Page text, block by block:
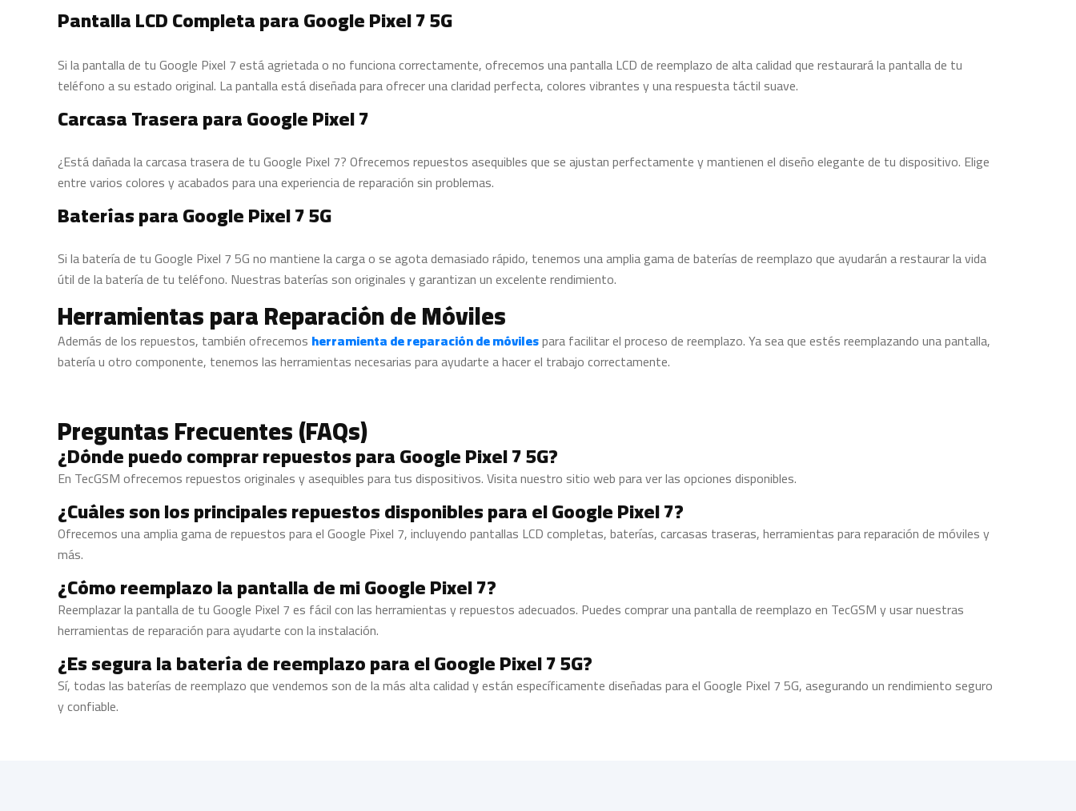
Pantalla LCD Completa para Google Pixel 7 5G
Si la pantalla de tu Google Pixel 7 está agrietada o no funciona correctamente, ofrecemos una pantalla LCD de reemplazo de alta calidad que restaurará la pantalla de tu
teléfono a su estado original. La pantalla está diseñada para ofrecer una claridad perfecta, colores vibrantes y una respuesta táctil suave.
Carcasa Trasera para Google Pixel 7
¿Está dañada la carcasa trasera de tu Google Pixel 7? Ofrecemos repuestos asequibles que se ajustan perfectamente y mantienen el diseño elegante de tu dispositivo. Elige
entre varios colores y acabados para una experiencia de reparación sin problemas.
Baterías para Google Pixel 7 5G
Si la batería de tu Google Pixel 7 5G no mantiene la carga o se agota demasiado rápido, tenemos una amplia gama de baterías de reemplazo que ayudarán a restaurar la vida
útil de la batería de tu teléfono. Nuestras baterías son originales y garantizan un excelente rendimiento.
Herramientas para Reparación de Móviles
Además de los repuestos, también ofrecemos herramienta de reparación de móvilespara facilitar el proceso de reemplazo. Ya sea que estés reemplazando una pantalla,
batería u otro componente, tenemos las herramientas necesarias para ayudarte a hacer el trabajo correctamente.
Preguntas Frecuentes (FAQs)
¿Dónde puedo comprar repuestos para Google Pixel 7 5G?
En TecGSM ofrecemos repuestos originales y asequibles para tus dispositivos. Visita nuestro sitio web para ver las opciones disponibles.
¿Cuáles son los principales repuestos disponibles para el Google Pixel 7?
Ofrecemos una amplia gama de repuestos para el Google Pixel 7, incluyendo pantallas LCD completas, baterías, carcasas traseras, herramientas para reparación de móviles y
más.
¿Cómo reemplazo la pantalla de mi Google Pixel 7?
Reemplazar la pantalla de tu Google Pixel 7 es fácil con las herramientas y repuestos adecuados. Puedes comprar una pantalla de reemplazo en TecGSM y usar nuestras
herramientas de reparación para ayudarte con la instalación.
¿Es segura la batería de reemplazo para el Google Pixel 7 5G?
Sí, todas las baterías de reemplazo que vendemos son de la más alta calidad y están específicamente diseñadas para el Google Pixel 7 5G, asegurando un rendimiento seguro
y confiable.